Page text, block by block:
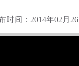
时间：2014年02月